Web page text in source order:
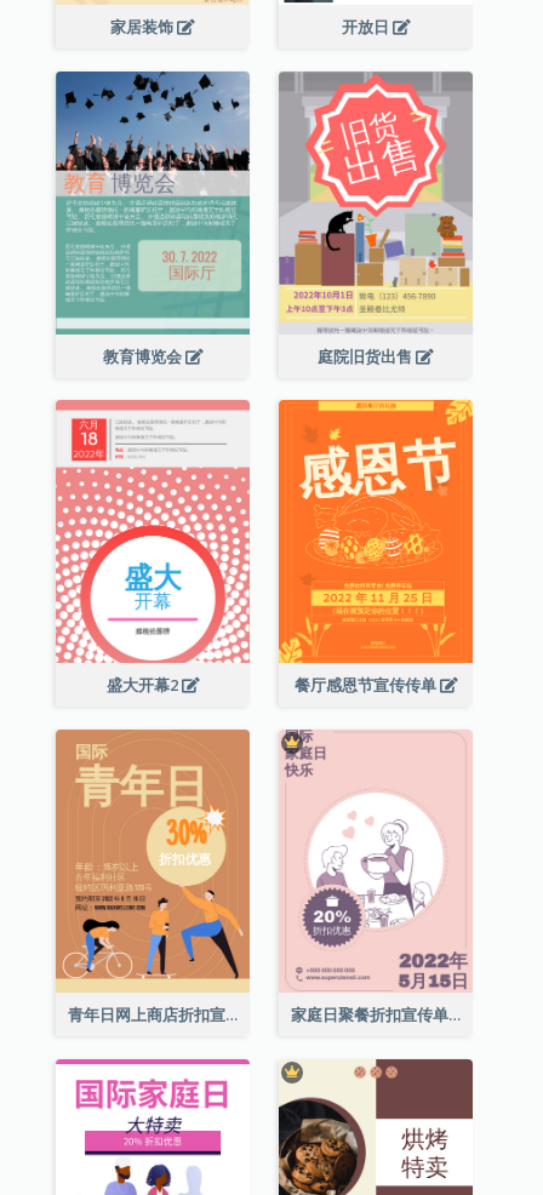
家居装饰 开放日
教育博览会 庭院旧货出售
盛大开幕2 餐厅感恩节宣传传单
青年日网上商店折扣宣传单张 家庭日聚餐折扣宣传单张